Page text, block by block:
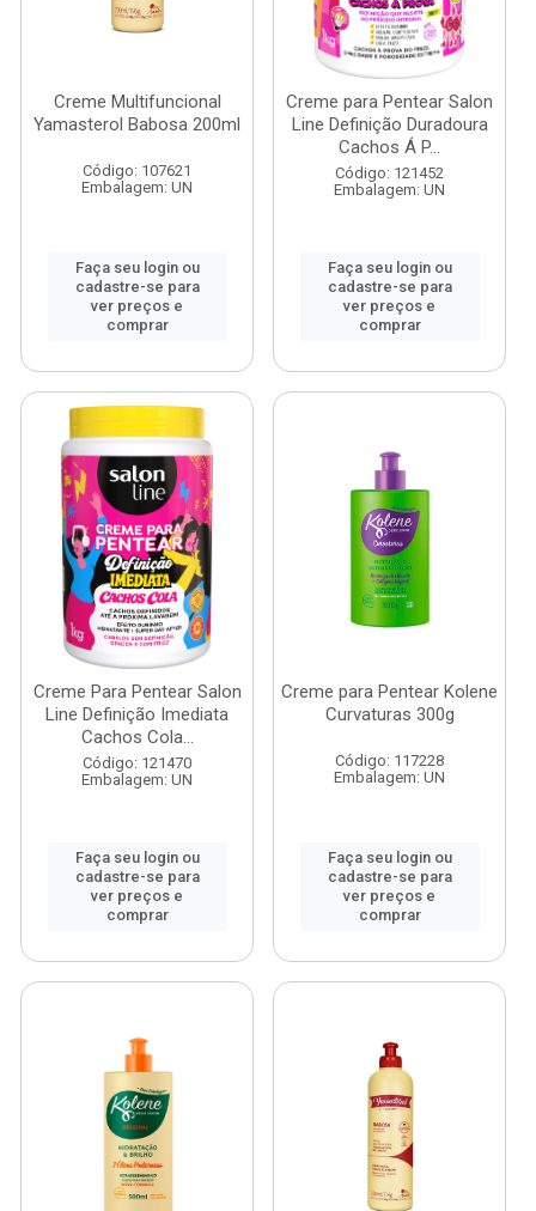
Creme Multifuncional
Yamasterol Babosa 200ml
Código: 107621
Embalagem: UN
Faça seu login ou
cadastre-se para
ver preços e
comprar
Creme para Pentear Salon
Line Definição Duradoura
Cachos Á P...
Código: 121452
Embalagem: UN
Faça seu login ou
cadastre-se para
ver preços e
comprar
Creme Para Pentear Salon
Line Definição Imediata
Cachos Cola...
Código: 121470
Embalagem: UN
Faça seu login ou
cadastre-se para
ver preços e
comprar
Creme para Pentear Kolene
Curvaturas 300g
Código: 117228
Embalagem: UN
Faça seu login ou
cadastre-se para
ver preços e
comprar